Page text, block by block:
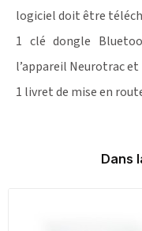
logiciel doit être
1 clé dongle
l’appareil Neurotrac
1 livret de mise en
Dans